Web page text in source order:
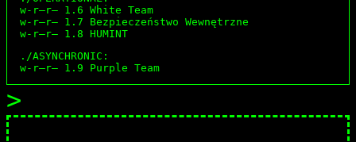
w-r–r– 1.6 White Team
w-r–r– 1.7 Bezpieczeństwo Wewnętrzne
w-r–r– 1.8 HUMINT
./ASYNCHRONIC:
w-r–r– 1.9 Purple Team